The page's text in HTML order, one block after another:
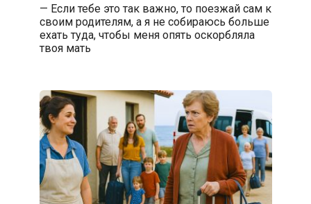
— Если тебе это так важно, то поезжай сам к
своим родителям, а я не собираюсь больше
ехать туда, чтобы меня опять оскорбляла
твоя мать